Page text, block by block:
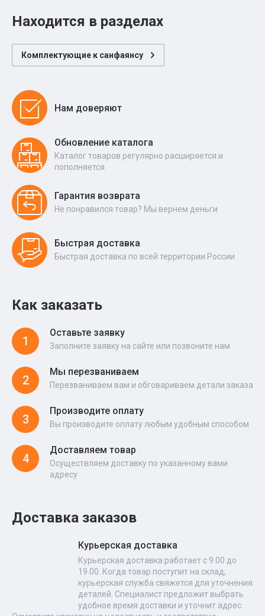
Находится в разделах
Комплектующие к санфаянсу
Нам доверяют
Обновление каталога
Каталог товаров регулярно расширяется и
пополняется
Гарантия возврата
Не понравился товар? Мы вернем деньги
Быстрая доставка
Быстрая доставка по всей территории России
Как заказать
1
Оставьте заявку
Заполните заявку на сайте или позвоните нам
2
Мы перезваниваем
Перезваниваем вам и обговариваем детали заказа
3
Производите оплату
Вы производите оплату любым удобным способом
4
Доставляем товар
Осуществляем доставку по указанному вами
адресу
Доставка заказов
Курьерская доставка
Курьерская доставка работает с 9.00 до
19.00. Когда товар поступит на склад,
курьерская служба свяжется для уточнения
деталей. Специалист предложит выбрать
удобное время доставки и уточнит адрес.